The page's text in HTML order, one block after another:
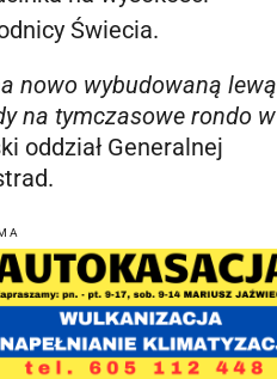
Świecia.
nowo wybudowaną lewą
na tymczasowe rondo w
oddział Generalnej